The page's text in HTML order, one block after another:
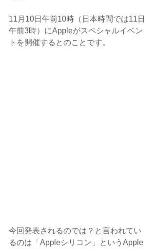
11月10日午前10時（日本時間では11日
午前3時）にAppleがスペシャルイベン
トを開催するとのことです。
今回発表されるのでは？と言われてい
るのは「Appleシリコン」というApple